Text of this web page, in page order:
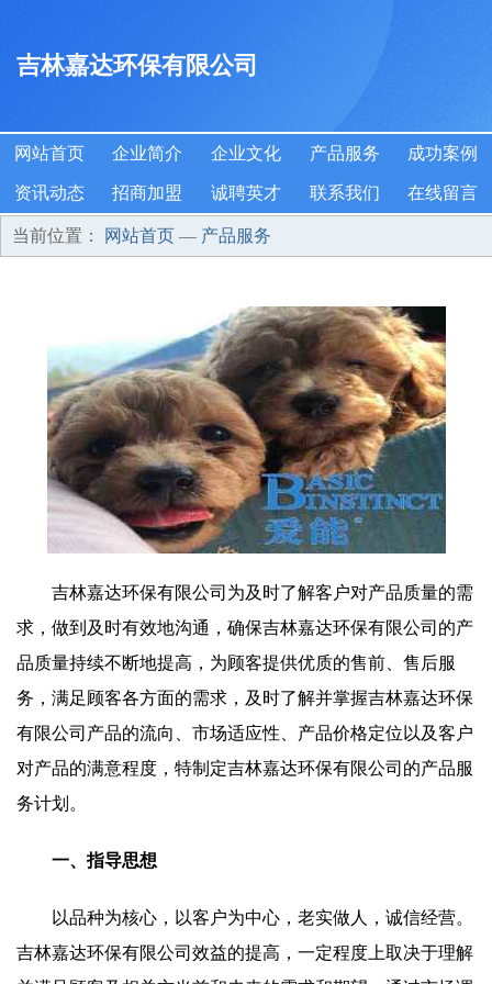
吉林嘉达环保有限公司
网站首页 企业简介 企业文化 产品服务 成功案例
资讯动态 招商加盟 诚聘英才 联系我们 在线留言
当前位置： 网站首页 — 产品服务
吉林嘉达环保有限公司为及时了解客户对产品质量的需
求，做到及时有效地沟通，确保吉林嘉达环保有限公司的产
品质量持续不断地提高，为顾客提供优质的售前、售后服
务，满足顾客各方面的需求，及时了解并掌握吉林嘉达环保
有限公司产品的流向、市场适应性、产品价格定位以及客户
对产品的满意程度，特制定吉林嘉达环保有限公司的产品服
务计划。
一、指导思想
以品种为核心，以客户为中心，老实做人，诚信经营。
吉林嘉达环保有限公司效益的提高，一定程度上取决于理解